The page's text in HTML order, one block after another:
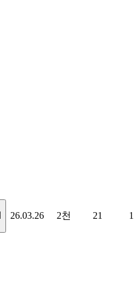
26.03.26 2천 21 1